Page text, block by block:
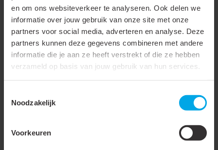
en om ons websiteverkeer te analyseren. Ook delen we
informatie over jouw gebruik van onze site met onze
partners voor social media, adverteren en analyse. Deze
partners kunnen deze gegevens combineren met andere
informatie die je aan ze heeft verstrekt of die ze hebben
verzameld op basis van jouw gebruik van hun services.
Noodzakelijk
Voorkeuren
Ervaar in een realistische
omgeving hoe
verschillende
verlichtingstoepassingen
bijdragen aan
functionele en efficiënte